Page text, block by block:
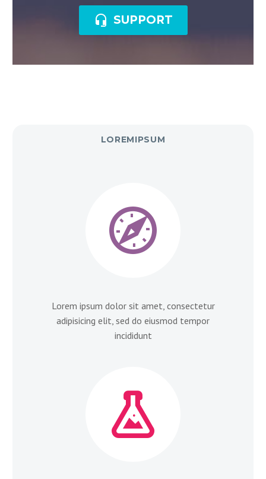
 SUPPORT
LOREMIPSUM


Lorem ipsum dolor sit amet, consectetur
adipisicing elit, sed do eiusmod tempor
incididunt

